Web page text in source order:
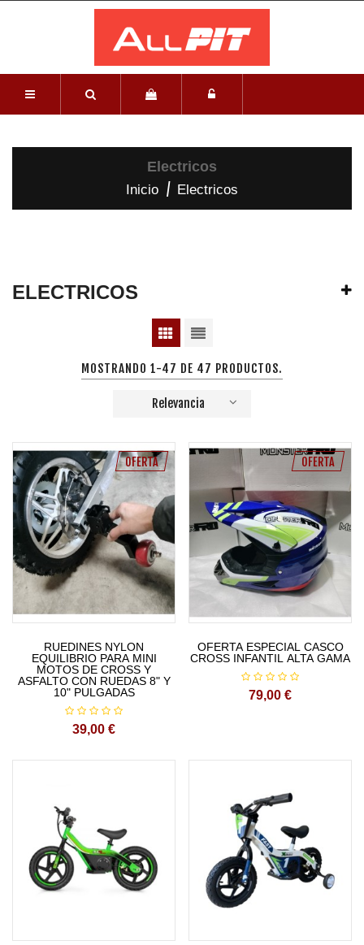
Electricos
Inicio Electricos
ELECTRICOS
MOSTRANDO 1-47 DE 47 PRODUCTOS.
Relevancia
OFERTA
RUEDINES NYLON
EQUILIBRIO PARA MINI
MOTOS DE CROSS Y
ASFALTO CON RUEDAS 8" Y
10" PULGADAS
39,00 €
OFERTA
OFERTA ESPECIAL CASCO
CROSS INFANTIL ALTA GAMA
79,00 €